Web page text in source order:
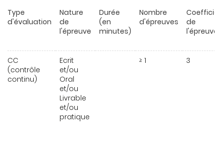
Type
d'évaluation
Nature
de
l'épreuve
Durée
(en
minutes)
Nombre
d'épreuves
de
l'épreuve
CC
(contrôle
continu)
Ecrit
et/ou
Oral
et/ou
Livrable
et/ou
pratique
≥ 1 3